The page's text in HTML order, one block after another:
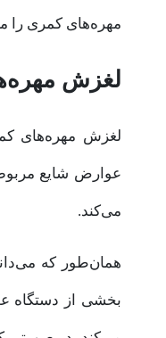
مهره‌های کمری را
لغزش
عوارض شایع
می‌کند.